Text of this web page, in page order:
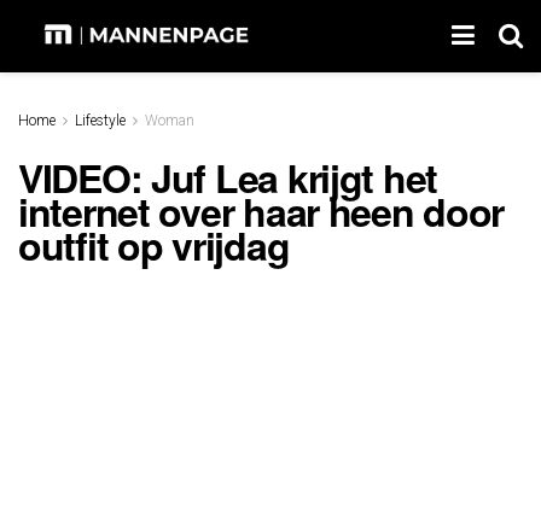
Home Lifestyle Woman
VIDEO: Juf Lea krijgt het
internet over haar heen door
outfit op vrijdag